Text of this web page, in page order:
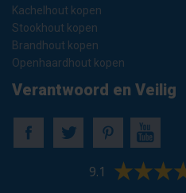
Kachelhout kopen
Stookhout kopen
Brandhout kopen
Openhaardhout kopen
Verantwoord en Veilig
9.1